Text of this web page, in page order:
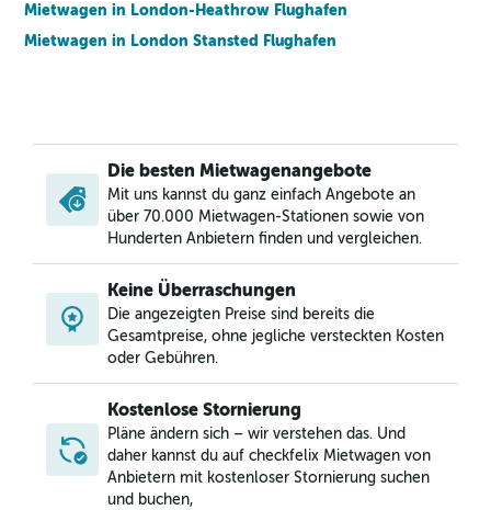
Mietwagen in London-Heathrow Flughafen
Mietwagen in London Stansted Flughafen
Die besten Mietwagenangebote
Mit uns kannst du ganz einfach Angebote an
über 70.000 Mietwagen-Stationen sowie von
Hunderten Anbietern finden und vergleichen.
Keine Überraschungen
Die angezeigten Preise sind bereits die
Gesamtpreise, ohne jegliche versteckten Kosten
oder Gebühren.
Kostenlose Stornierung
Pläne ändern sich – wir verstehen das. Und
daher kannst du auf checkfelix Mietwagen von
Anbietern mit kostenloser Stornierung suchen
und buchen,